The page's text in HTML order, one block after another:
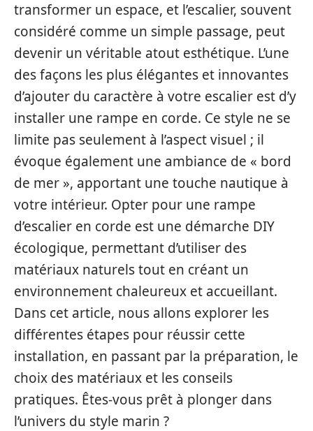
transformer un espace, et l’escalier, souvent
considéré comme un simple passage, peut
devenir un véritable atout esthétique. L’une
des façons les plus élégantes et innovantes
d’ajouter du caractère à votre escalier est d’y
installer une rampe en corde. Ce style ne se
limite pas seulement à l’aspect visuel ; il
évoque également une ambiance de « bord
de mer », apportant une touche nautique à
votre intérieur. Opter pour une rampe
d’escalier en corde est une démarche DIY
écologique, permettant d’utiliser des
matériaux naturels tout en créant un
environnement chaleureux et accueillant.
Dans cet article, nous allons explorer les
différentes étapes pour réussir cette
installation, en passant par la préparation, le
choix des matériaux et les conseils
pratiques. Êtes-vous prêt à plonger dans
l’univers du style marin ?